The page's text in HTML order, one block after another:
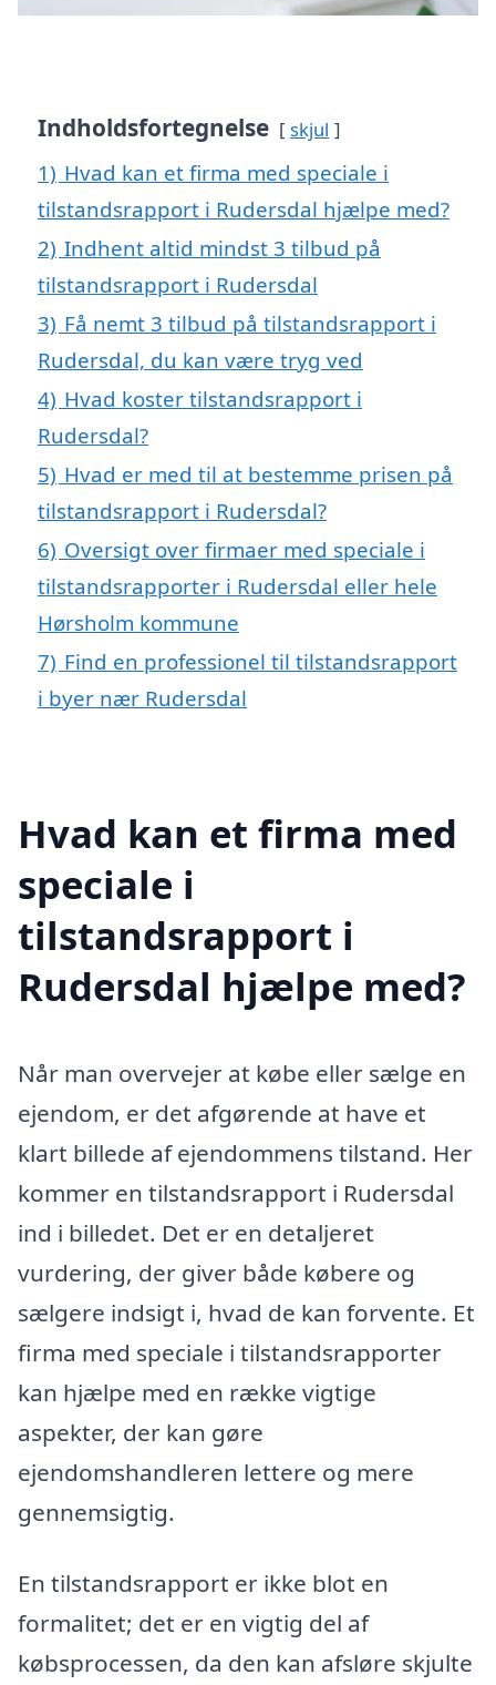
Indholdsfortegnelse skjul
1) Hvad kan et firma med speciale i
tilstandsrapport i Rudersdal hjælpe med?
2) Indhent altid mindst 3 tilbud på
tilstandsrapport i Rudersdal
3) Få nemt 3 tilbud på tilstandsrapport i
Rudersdal, du kan være tryg ved
4) Hvad koster tilstandsrapport i
Rudersdal?
5) Hvad er med til at bestemme prisen på
tilstandsrapport i Rudersdal?
6) Oversigt over firmaer med speciale i
tilstandsrapporter i Rudersdal eller hele
Hørsholm kommune
7) Find en professionel til tilstandsrapport
i byer nær Rudersdal
Hvad kan et firma med
speciale i
tilstandsrapport i
Rudersdal hjælpe med?
Når man overvejer at købe eller sælge en
ejendom, er det afgørende at have et
klart billede af ejendommens tilstand. Her
kommer en tilstandsrapport i Rudersdal
ind i billedet. Det er en detaljeret
vurdering, der giver både købere og
sælgere indsigt i, hvad de kan forvente. Et
firma med speciale i tilstandsrapporter
kan hjælpe med en række vigtige
aspekter, der kan gøre
ejendomshandleren lettere og mere
gennemsigtig.
En tilstandsrapport er ikke blot en
formalitet; det er en vigtig del af
købsprocessen, da den kan afsløre skjulte